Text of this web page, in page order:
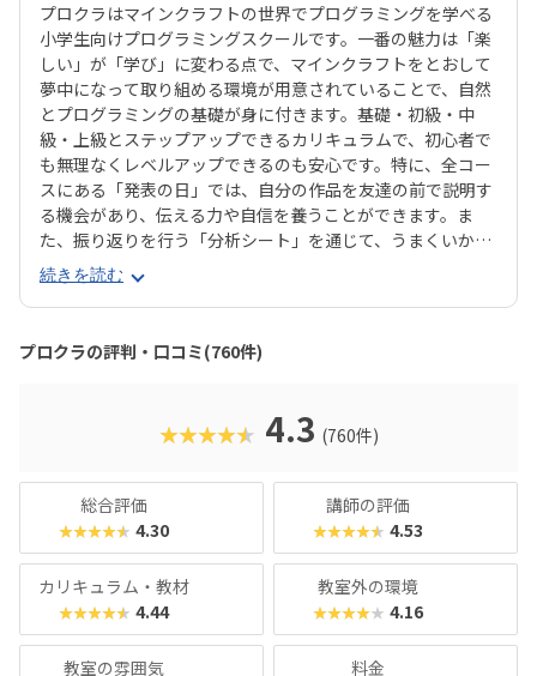
プロクラはマインクラフトの世界でプログラミングを学べる
小学生向けプログラミングスクールです。一番の魅力は「楽
しい」が「学び」に変わる点で、マインクラフトをとおして
夢中になって取り組める環境が用意されていることで、自然
とプログラミングの基礎が身に付きます。基礎・初級・中
級・上級とステップアップできるカリキュラムで、初心者で
も無理なくレベルアップできるのも安心です。特に、全コー
スにある「発表の日」では、自分の作品を友達の前で説明す
る機会があり、伝える力や自信を養うことができます。ま
た、振り返りを行う「分析シート」を通じて、うまくいかな
かった点をどう改善するかを考える習慣が身に付くのも特徴
です。さらに、講師は子どもたちの答えを引き出すコーチン
グ型指導を採用。自分で考え、解決する力を育みます。全国
600以上の教室で展開され、初めてでも安心して参加できる
無料体験も実施中。遊びながら未来につながる力を育てられ
続きを読む
プロクラの評判・口コミ(760件)
★★★★★ 4.3 (760件)
総合評価
★★★★★ 4.30
講師の評価
★★★★★ 4.53
カリキュラム・教材
★★★★★ 4.44
教室外の環境
★★★★★ 4.16
教室の雰囲気 料金